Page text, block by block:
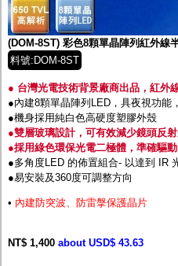
監聽器.麥克風
網路設備
視訊轉換設備
雙絞線傳輸器
雜訊改善器
分配放大器
網路線用水晶頭
網路線
懶人線.同軸線.花線
線頭.插座.延長線.HDMI線
集線盒.防水盒.配線盒
變壓器.避雷器
偽裝嚇阻假監視器. 警示防盜貼紙
客訂商品
(DOM-8ST) 彩色8顆單晶陣列紅外線
料號:DOM-8ST
● 台灣光電技術背景廠商出品，紅外
●內建8顆單晶陣列LED，具夜視功能
●機身採用純白色高硬度塑膠外殼
●雙層玻璃設計，可有效減少鏡頭反
●採用綠色環保光電二極體，準確驅
●多角度LED 的佈置組合- 以達到 IR
●易安裝及360度可調整方向
• 內建防突波、防雷搫保護晶片
NT$ 1,400 about USD$ 43.63